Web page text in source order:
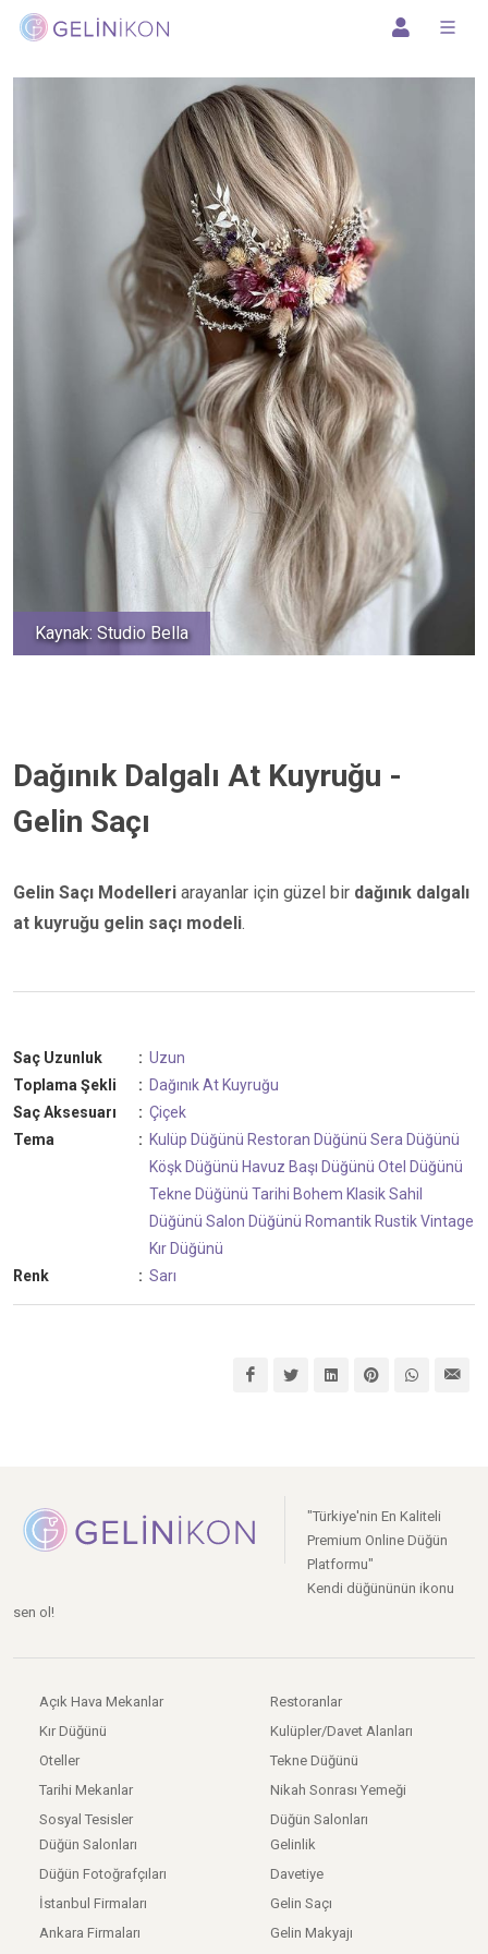
Kaynak: Studio Bella
Dağınık Dalgalı At Kuyruğu -
Gelin Saçı
Gelin Saçı Modelleri arayanlar için güzel bir dağınık dalgalı
at kuyruğu gelin saçı modeli.
Saç Uzunluk : Uzun
Toplama Şekli
: Dağınık At Kuyruğu
Saç Aksesuarı
: Çiçek
Tema
: Kulüp Düğünü Restoran Düğünü Sera Düğünü
Köşk Düğünü Havuz Başı Düğünü Otel Düğünü
Tekne Düğünü Tarihi Bohem KlasikSahil
Düğünü Salon Düğünü Romantik RustikVintage
Kır Düğünü
Renk
: Sarı
"Türkiye'nin En Kaliteli
Premium Online Düğün
Platformu"
Kendi düğününün ikonu
sen ol!
Açık Hava Mekanlar
Kır Düğünü
Oteller
Tarihi Mekanlar
Sosyal Tesisler
Restoranlar
Kulüpler/Davet Alanları
Tekne Düğünü
Nikah Sonrası Yemeği
Düğün Salonları
Düğün Salonları
Düğün Fotoğrafçıları
İstanbul Firmaları
Ankara Firmaları
Gelinlik
Davetiye
Gelin Saçı
Gelin Makyajı